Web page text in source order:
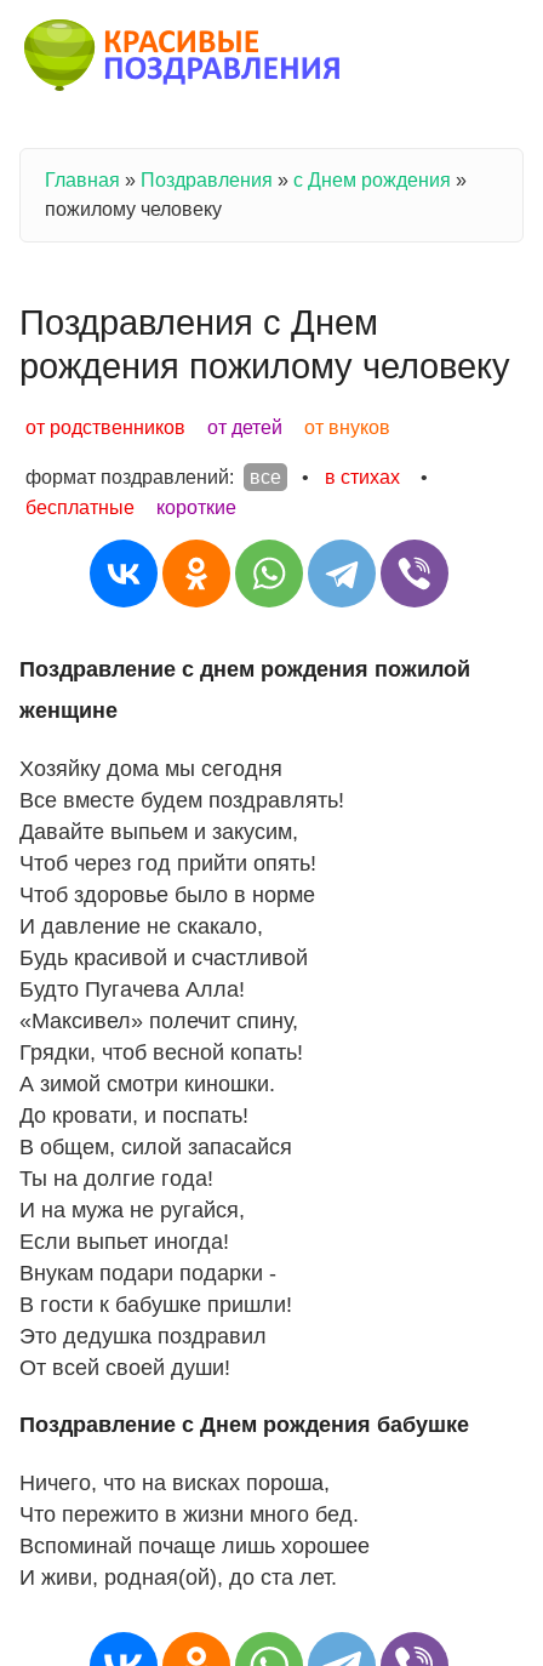
Вы здесь
Главная » Поздравления » с Днем рождения »
пожилому человеку
Поздравления с Днем
рождения пожилому человеку
от родственников от детей от внуков
формат поздравлений: все • в стихах
•
бесплатные
короткие
Поздравление с днем рождения пожилой
женщине
Хозяйку дома мы сегодня
Все вместе будем поздравлять!
Давайте выпьем и закусим,
Чтоб через год прийти опять!
Чтоб здоровье было в норме
И давление не скакало,
Будь красивой и счастливой
Будто Пугачева Алла!
«Максивел» полечит спину,
Грядки, чтоб весной копать!
А зимой смотри киношки.
До кровати, и поспать!
В общем, силой запасайся
Ты на долгие года!
И на мужа не ругайся,
Если выпьет иногда!
Внукам подари подарки -
В гости к бабушке пришли!
Это дедушка поздравил
От всей своей души!
Поздравление с Днем рождения бабушке
Ничего, что на висках пороша,
Что пережито в жизни много бед.
Вспоминай почаще лишь хорошее
И живи, родная(ой), до ста лет.